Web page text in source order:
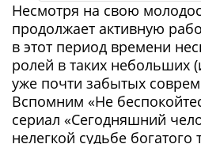
Несмотря на свою
продолжает активную
в этот период времени
ролей в таких небольших
уже почти забытых
Вспомним «Не
сериал «Сегодняшний
нелегкой судьбе богатого